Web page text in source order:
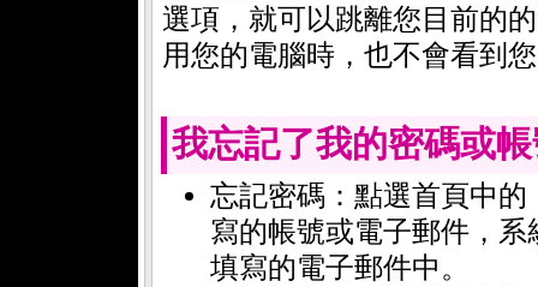
選項，就可以跳離您目前的
用您的電腦時，也不會看到
我忘記了我的密碼或
忘記密碼：點選首頁中
寫的帳號或電子郵件，
填寫的電子郵件中。